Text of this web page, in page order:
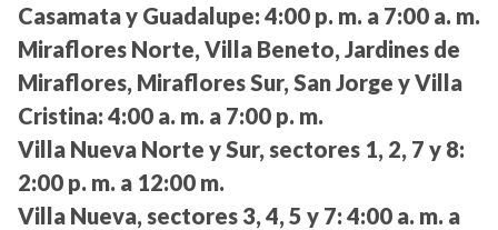
Casamata y Guadalupe: 4:00 p. m. a 7:00 a. m.
Miraflores Norte, Villa Beneto, Jardines de
Miraflores, Miraflores Sur, San Jorge y Villa
Cristina: 4:00 a. m. a 7:00 p. m.
Villa Nueva Norte y Sur, sectores 1, 2, 7 y 8:
2:00 p. m. a 12:00 m.
Villa Nueva, sectores 3, 4, 5 y 7: 4:00 a. m. a